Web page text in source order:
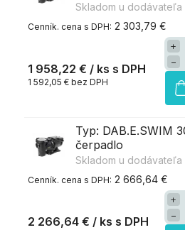
Skladom u dodávateľa
2 303,79 €
1 958,22 € / ks
1 592,05 € bez DPH
+
−
Typ: DAB.E.SWIM
čerpadlo
Skladom u dodávateľa
2 666,64 €
2 266,64 € / ks
+
−